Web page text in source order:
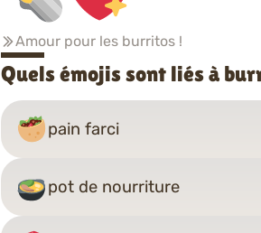
Amour pour les burritos !
Quels émojis sont liés à
pain farci
pot de nourriture